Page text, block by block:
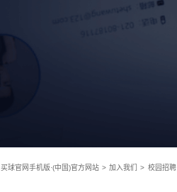
买球官网手机版·(中国)官方网站 > 加入我们 > 校园招聘